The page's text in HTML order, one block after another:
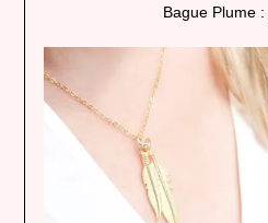
Bague Plume :